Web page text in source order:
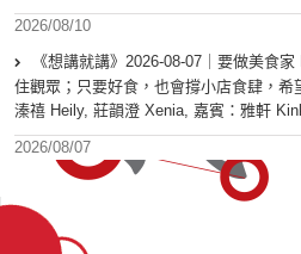
2026/08/10
《想講就講》2026-08-07｜要做美食
住觀眾；只要好食，也會撐小店食肆，希
溱禧 Heily, 莊韻澄 Xenia, 嘉賓：雅軒
2026/08/07